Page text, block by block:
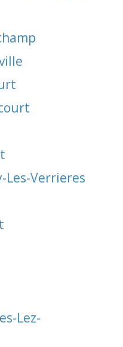
Les-Verrieres
Lez-